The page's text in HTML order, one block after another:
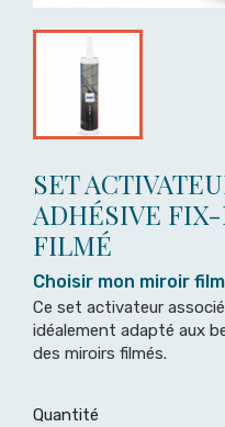
SET
ADHÉSIVE
FILMÉ
Choisir mon miroir
Ce set activateur
idéalement adapté aux
des miroirs filmés.
Quantité